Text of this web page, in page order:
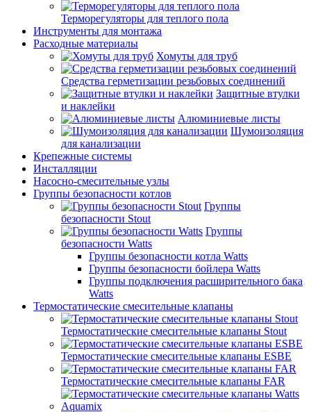
Терморегуляторы для теплого пола
Инструменты для монтажа
Расходные материалы
Хомуты для труб
Средства герметизации резьбовых соединений
Защитные втулки
и наклейки
Алюминиевые листы
Шумоизоляция
для канализации
Крепежные системы
Инсталляции
Насосно-смесительные узлы
Группы безопасности котлов
Группы
безопасности Stout
Группы
безопасности Watts
Группы безопасности котла Watts
Группы безопасности бойлера Watts
Группы подключения расширительного бака
Watts
Термостатические смесительные клапаны
Термостатические смесительные клапаны Stout
Термостатические смесительные клапаны ESBE
Термостатические смесительные клапаны FAR